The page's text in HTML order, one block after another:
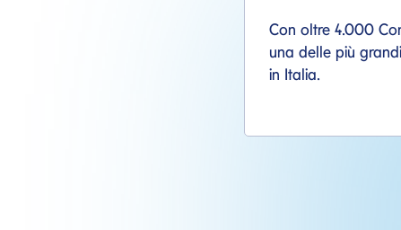
Con oltre 4.000
una delle più
in Italia.